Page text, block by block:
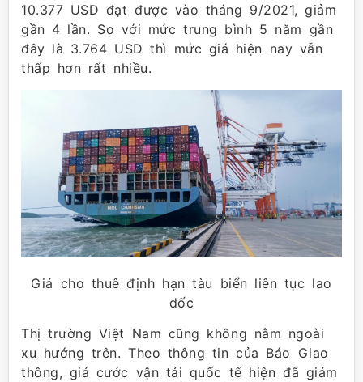
10.377 USD đạt được vào tháng 9/2021, giảm
gần 4 lần. So với mức trung bình 5 năm gần
đây là 3.764 USD thì mức giá hiện nay vẫn
thấp hơn rất nhiều.
Giá cho thuê định hạn tàu biển liên tục lao
dốc
Thị trường Việt Nam cũng không nằm ngoài
xu hướng trên. Theo thông tin của Báo Giao
thông, giá cước vận tải quốc tế hiện đã giảm